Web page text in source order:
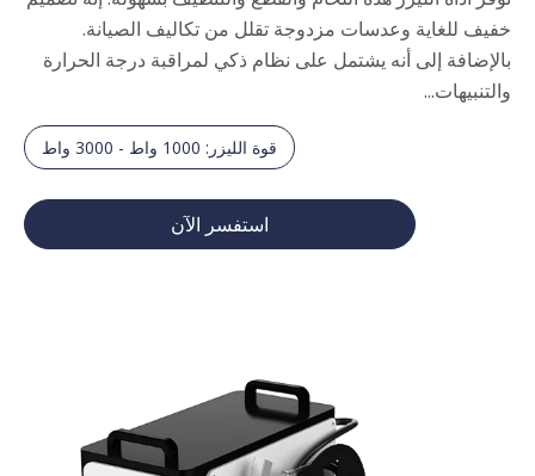
خفيف للغاية وعدسات مزدوجة تقلل من تكاليف الصيانة.
بالإضافة إلى أنه يشتمل على نظام ذكي لمراقبة درجة الحرارة
والتنبيهات...
قوة الليزر: 1000 واط - 3000 واط
استفسر الآن